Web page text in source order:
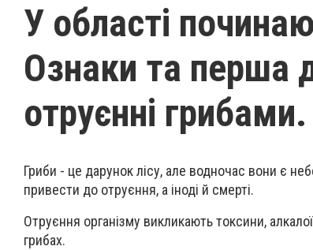
У області
Ознаки та перша
отруєнні грибами.
Гриби - це дарунок лісу, але водночас вони є
привести до отруєння, а іноді й смерті.
Отруєння організму викликають токсини,
грибах.